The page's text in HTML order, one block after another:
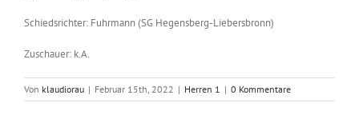
Schiedsrichter: Fuhrmann (SG Hegensberg-Liebersbronn)
Zuschauer: k.A.
Von klaudiorau | Februar 15th, 2022 | Herren 1 | 0 Kommentare